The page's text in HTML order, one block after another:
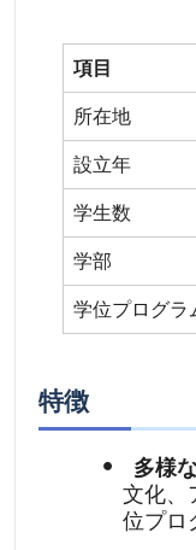
項目
所在地
設立年
学生数
学部
学位プログラ
特徴
多様
文化、
位プロ